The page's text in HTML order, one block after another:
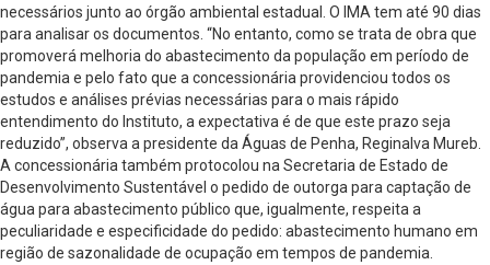
necessários junto ao órgão ambiental estadual. O IMA tem até 90 dias
para analisar os documentos. “No entanto, como se trata de obra que
promoverá melhoria do abastecimento da população em período de
pandemia e pelo fato que a concessionária providenciou todos os
estudos e análises prévias necessárias para o mais rápido
entendimento do Instituto, a expectativa é de que este prazo seja
reduzido”, observa a presidente da Águas de Penha, Reginalva Mureb.
A concessionária também protocolou na Secretaria de Estado de
Desenvolvimento Sustentável o pedido de outorga para captação de
água para abastecimento público que, igualmente, respeita a
peculiaridade e especificidade do pedido: abastecimento humano em
região de sazonalidade de ocupação em tempos de pandemia.